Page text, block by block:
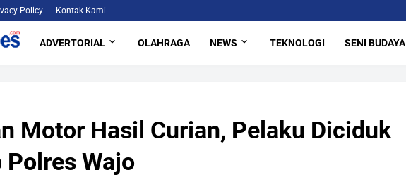
Policy Kontak Kami
ADVERTORIAL OLAHRAGA NEWS TEKNOLOGI SENI BUDAYA
Motor Hasil Curian, Pelaku Diciduk
Polres Wajo